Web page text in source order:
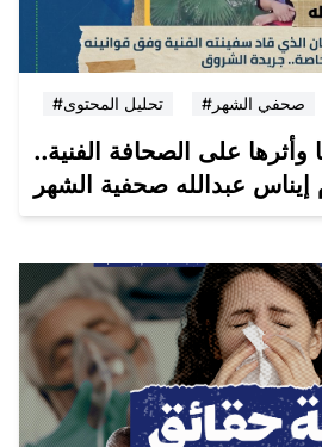
#تحليل المحتوى #صحفي الشهر
وأثرها على الصحافة الفنية..
إيناس عبدالله صحفية الشهر